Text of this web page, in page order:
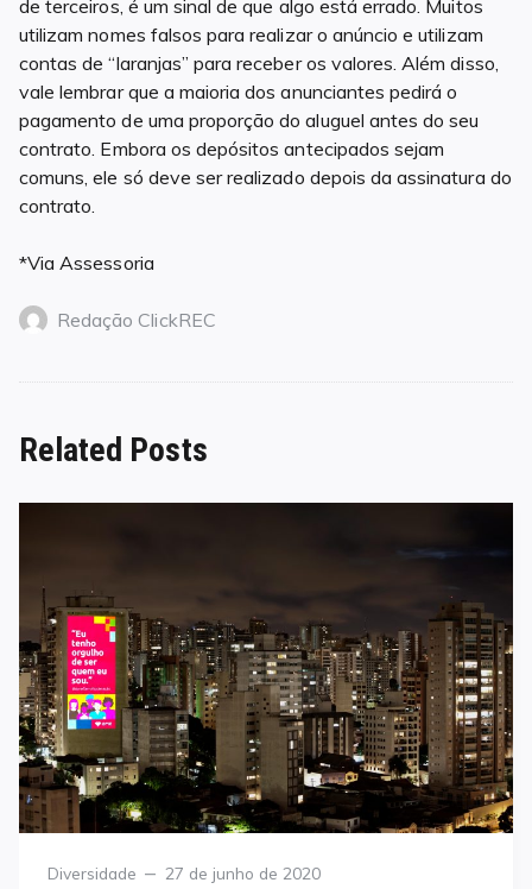
de terceiros, é um sinal de que algo está errado. Muitos
utilizam nomes falsos para realizar o anúncio e utilizam
contas de “laranjas” para receber os valores. Além disso,
vale lembrar que a maioria dos anunciantes pedirá o
pagamento de uma proporção do aluguel antes do seu
contrato. Embora os depósitos antecipados sejam
comuns, ele só deve ser realizado depois da assinatura do
contrato.
*Via Assessoria
Redação ClickREC
Related Posts
Category
Diversidade
Posted
27 de junho de 2020